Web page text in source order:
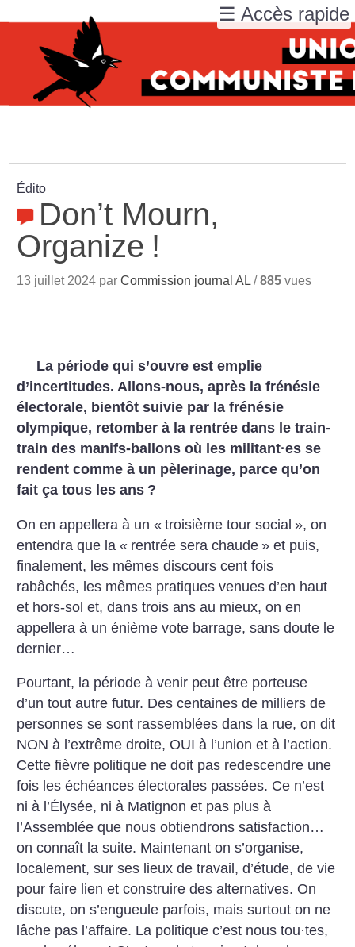
Édito
Don’t Mourn,
Organize !
13 juillet 2024 parCommission journal AL /885 vues
La période qui s’ouvre est emplie
d’incertitudes. Allons-nous, après la frénésie
électorale, bientôt suivie par la frénésie
olympique, retomber à la rentrée dans le train-
train des manifs-ballons où les militant·es se
rendent comme à un pèlerinage, parce qu’on
fait ça tous les ans ?
On en appellera à un « troisième tour social », on
entendra que la « rentrée sera chaude » et puis,
finalement, les mêmes discours cent fois
rabâchés, les mêmes pratiques venues d’en haut
et hors-sol et, dans trois ans au mieux, on en
appellera à un énième vote barrage, sans doute le
dernier…
Pourtant, la période à venir peut être porteuse
d’un tout autre futur. Des centaines de milliers de
personnes se sont rassemblées dans la rue, on dit
NON à l’extrême droite, OUI à l’union et à l’action.
Cette fièvre politique ne doit pas redescendre une
fois les échéances électorales passées. Ce n’est
ni à l’Élysée, ni à Matignon et pas plus à
l’Assemblée que nous obtiendrons satisfaction…
on connaît la suite. Maintenant on s’organise,
localement, sur ses lieux de travail, d’étude, de vie
pour faire lien et construire des alternatives. On
discute, on s’engueule parfois, mais surtout on ne
lâche pas l’affaire. La politique c’est nous tou·tes,
☰ Accès rapide